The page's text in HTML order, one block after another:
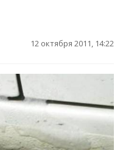
12 октября 2011, 14:22